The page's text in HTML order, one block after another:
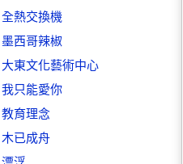
全熱交換機
墨西哥辣椒
大東文化藝術中心
我只能愛你
教育理念
木已成舟